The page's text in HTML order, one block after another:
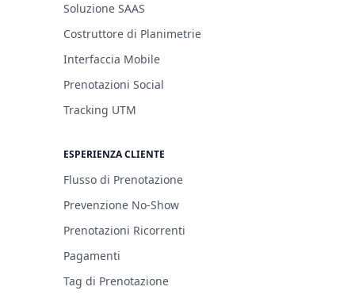
Soluzione SAAS
Costruttore di Planimetrie
Interfaccia Mobile
Prenotazioni Social
Tracking UTM
ESPERIENZA CLIENTE
Flusso di Prenotazione
Prevenzione No-Show
Prenotazioni Ricorrenti
Pagamenti
Tag di Prenotazione